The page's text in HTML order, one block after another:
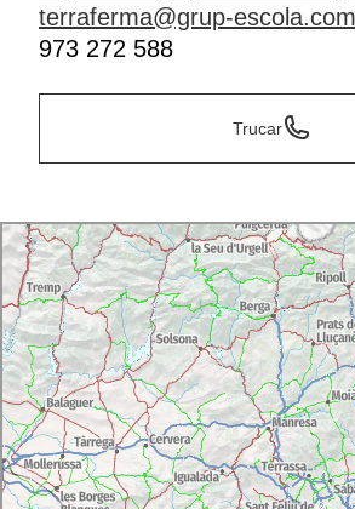
terraferma@grup-escola.com
973 272 588
Trucar